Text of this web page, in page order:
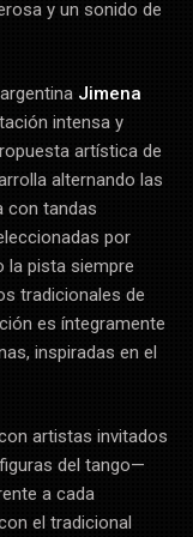
y un sonido de
Jimena
intensa y
artística de
alternando las
con tandas
por
la pista siempre
tradicionales de
es íntegramente
inspiradas en el
artistas invitados
del tango—
a cada
el tradicional